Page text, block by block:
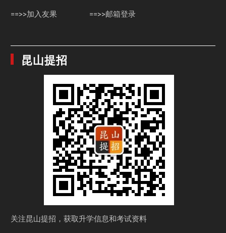
==>>加入友果 ==>>邮箱登录
昆山提招
关注昆山提招，获取升学信息和考试资料